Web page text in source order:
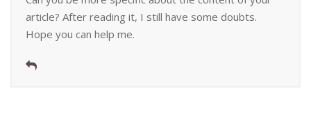
article? After reading it, I still have some doubts.
Hope you can help me.